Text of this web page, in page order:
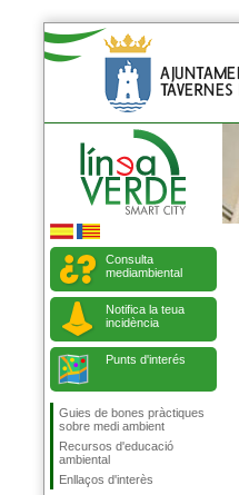
Consulta
mediambiental
Notifica la teua
incidència
Punts d'interés
Guies de bones pràctiques
sobre medi ambient
Recursos d'educació
ambiental
Enllaços d'interès